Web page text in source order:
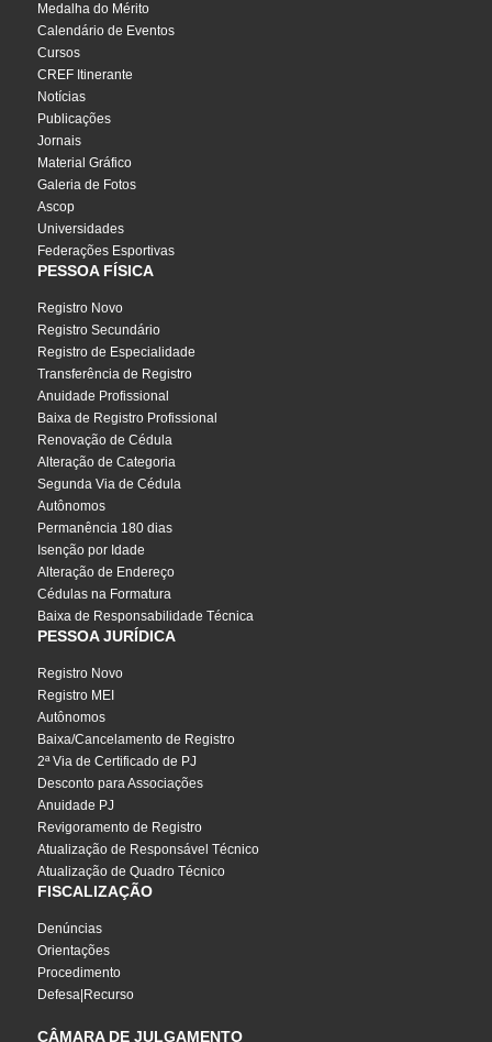
Medalha do Mérito
Calendário de Eventos
Cursos
CREF Itinerante
Notícias
Publicações
Jornais
Material Gráfico
Galeria de Fotos
Ascop
Universidades
Federações Esportivas
PESSOA FÍSICA
Registro Novo
Registro Secundário
Registro de Especialidade
Transferência de Registro
Anuidade Profissional
Baixa de Registro Profissional
Renovação de Cédula
Alteração de Categoria
Segunda Via de Cédula
Autônomos
Permanência 180 dias
Isenção por Idade
Alteração de Endereço
Cédulas na Formatura
Baixa de Responsabilidade Técnica
PESSOA JURÍDICA
Registro Novo
Registro MEI
Autônomos
Baixa/Cancelamento de Registro
2ª Via de Certificado de PJ
Desconto para Associações
Anuidade PJ
Revigoramento de Registro
Atualização de Responsável Técnico
Atualização de Quadro Técnico
FISCALIZAÇÃO
Denúncias
Orientações
Procedimento
Defesa|Recurso
CÂMARA DE JULGAMENTO